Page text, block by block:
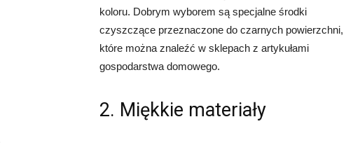
koloru. Dobrym wyborem są specjalne środki
czyszczące przeznaczone do czarnych powierzchni,
które można znaleźć w sklepach z artykułami
gospodarstwa domowego.
2. Miękkie materiały